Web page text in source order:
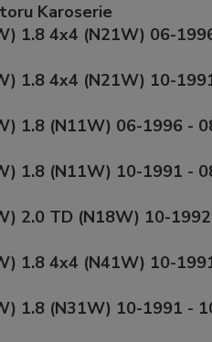
Karoserie
1.8 4x4 (N21W) 06-
1.8 4x4 (N21W) 10-
1.8 (N11W) 06-1996 -
1.8 (N11W) 10-1991 -
2.0 TD (N18W) 10-
1.8 4x4 (N41W) 10-
1.8 (N31W) 10-1991 -